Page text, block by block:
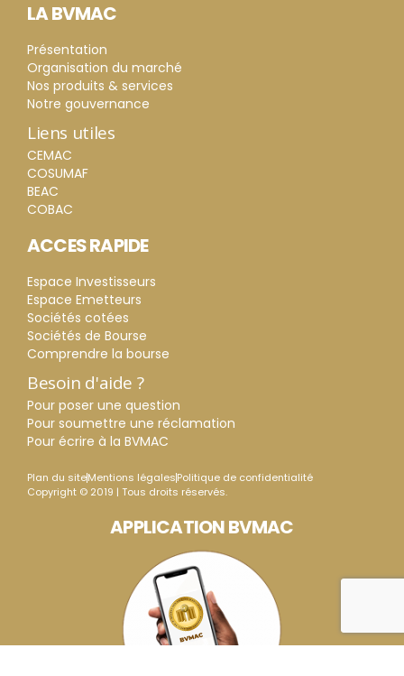
LA BVMAC
Présentation
Organisation du marché
Nos produits & services
Notre gouvernance
Liens utiles
CEMAC
COSUMAF
BEAC
COBAC
ACCES RAPIDE
Espace Investisseurs
Espace Emetteurs
Sociétés cotées
Sociétés de Bourse
Comprendre la bourse
Besoin d'aide ?
Pour poser une question
Pour soumettre une réclamation
Pour écrire à la BVMAC
Plan du siteMentions légalesPolitique de confidentialité
Copyright © 2019 | Tous droits réservés.
APPLICATION BVMAC